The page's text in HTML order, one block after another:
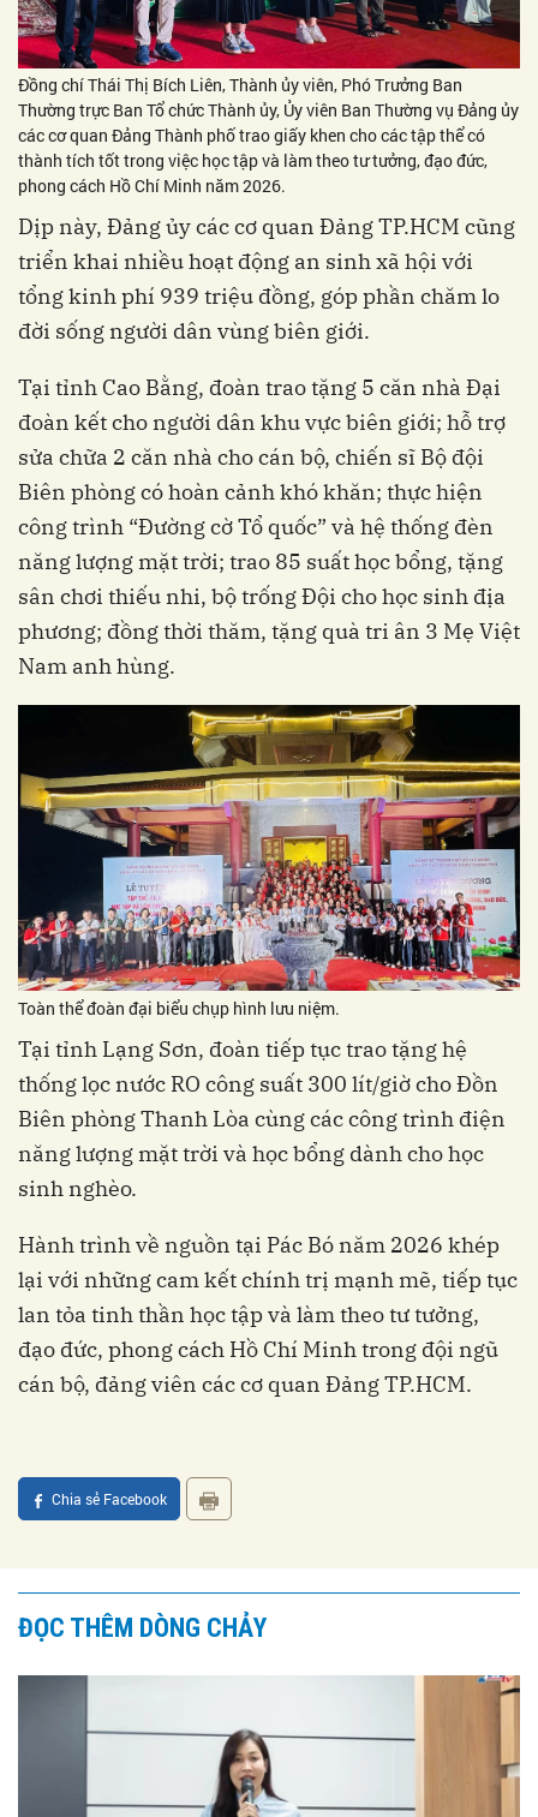
Đồng chí Thái Thị Bích Liên, Thành ủy viên, Phó Trưởng Ban
Thường trực Ban Tổ chức Thành ủy, Ủy viên Ban Thường vụ Đảng ủy
các cơ quan Đảng Thành phố trao giấy khen cho các tập thể có
thành tích tốt trong việc học tập và làm theo tư tưởng, đạo đức,
phong cách Hồ Chí Minh năm 2026.
Dịp này, Đảng ủy các cơ quan Đảng TP.HCM cũng
triển khai nhiều hoạt động an sinh xã hội với
tổng kinh phí 939 triệu đồng, góp phần chăm lo
đời sống người dân vùng biên giới.
Tại tỉnh Cao Bằng, đoàn trao tặng 5 căn nhà Đại
đoàn kết cho người dân khu vực biên giới; hỗ trợ
sửa chữa 2 căn nhà cho cán bộ, chiến sĩ Bộ đội
Biên phòng có hoàn cảnh khó khăn; thực hiện
công trình “Đường cờ Tổ quốc” và hệ thống đèn
năng lượng mặt trời; trao 85 suất học bổng, tặng
sân chơi thiếu nhi, bộ trống Đội cho học sinh địa
phương; đồng thời thăm, tặng quà tri ân 3 Mẹ Việt
Nam anh hùng.
Toàn thể đoàn đại biểu chụp hình lưu niệm.
Tại tỉnh Lạng Sơn, đoàn tiếp tục trao tặng hệ
thống lọc nước RO công suất 300 lít/giờ cho Đồn
Biên phòng Thanh Lòa cùng các công trình điện
năng lượng mặt trời và học bổng dành cho học
sinh nghèo.
Hành trình về nguồn tại Pác Bó năm 2026 khép
lại với những cam kết chính trị mạnh mẽ, tiếp tục
lan tỏa tinh thần học tập và làm theo tư tưởng,
đạo đức, phong cách Hồ Chí Minh trong đội ngũ
cán bộ, đảng viên các cơ quan Đảng TP.HCM.
Chia sẻ Facebook
ĐỌC THÊM DÒNG CHẢY